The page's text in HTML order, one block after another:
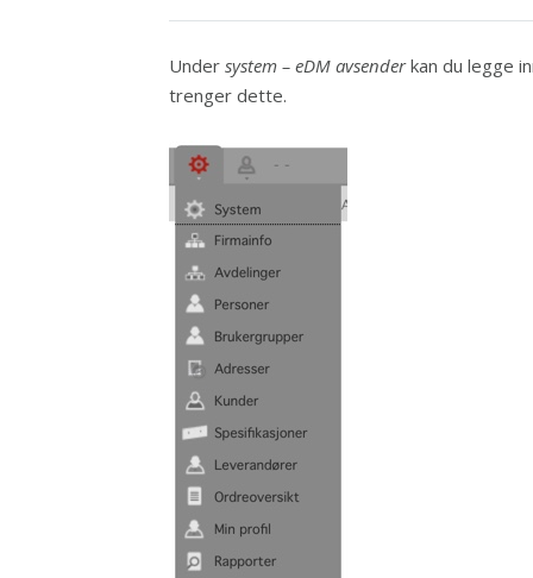
Under system – eDM avsenderkan du legge
trenger dette.